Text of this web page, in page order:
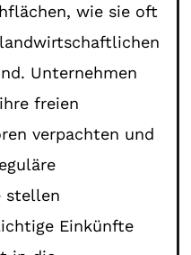
wie sie oft
Unternehmen
freien
verpachten und
stellen
Einkünfte